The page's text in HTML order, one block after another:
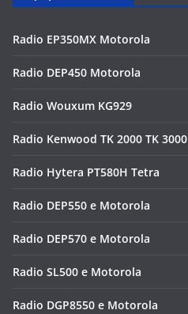
Radio EP350MX Motorola
Radio DEP450 Motorola
Radio Wouxum KG929
Radio Kenwood TK 2000 TK 3000
Radio Hytera PT580H Tetra
Radio DEP550 e Motorola
Radio DEP570 e Motorola
Radio SL500 e Motorola
Radio DGP8550 e Motorola